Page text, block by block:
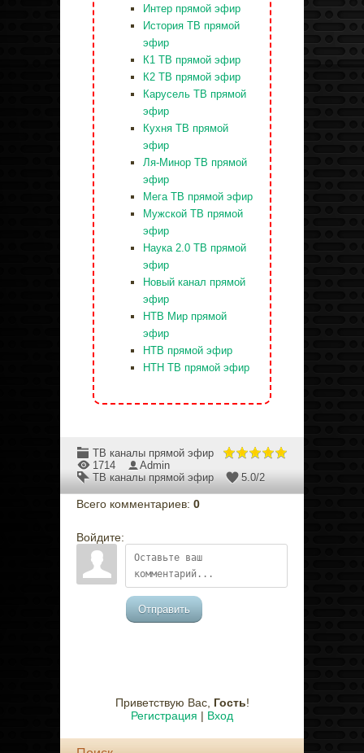
Интер прямой эфир
История ТВ прямой
эфир
К1 ТВ прямой эфир
К2 ТВ прямой эфир
Карусель ТВ прямой
эфир
Кухня ТВ прямой
эфир
Ля-Минор ТВ прямой
эфир
Мега ТВ прямой эфир
Мужской ТВ прямой
эфир
Наука 2.0 ТВ прямой
эфир
Новый канал прямой
эфир
НТВ Мир прямой
эфир
НТВ прямой эфир
НТН ТВ прямой эфир
ТВ каналы прямой эфир
1714
Admin
ТВ каналы прямой эфир
5.0/2
Всего комментариев: 0
Войдите:
Отправить
Приветствую Вас, Гость!
Регистрация | Вход